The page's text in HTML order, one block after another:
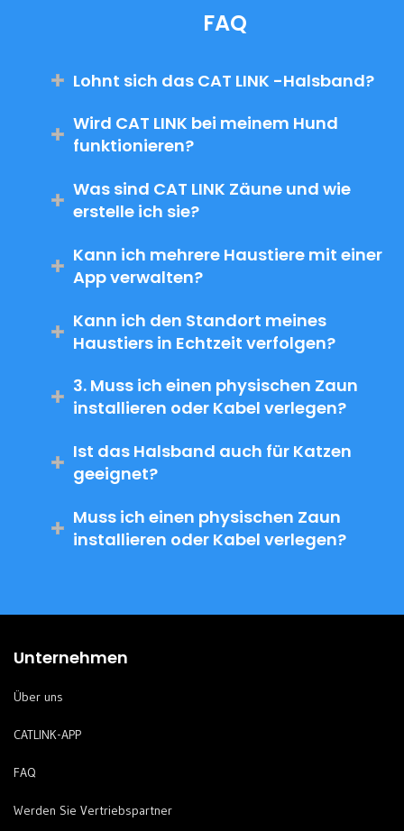
FAQ
Lohnt sich das CAT LINK -Halsband?
Wird CAT LINK bei meinem Hund
funktionieren?
Was sind CAT LINK Zäune und wie
erstelle ich sie?
Kann ich mehrere Haustiere mit einer
App verwalten?
Kann ich den Standort meines
Haustiers in Echtzeit verfolgen?
3. Muss ich einen physischen Zaun
installieren oder Kabel verlegen?
Ist das Halsband auch für Katzen
geeignet?
Muss ich einen physischen Zaun
installieren oder Kabel verlegen?
Unternehmen
Über uns
CATLINK-APP
FAQ
Werden Sie Vertriebspartner